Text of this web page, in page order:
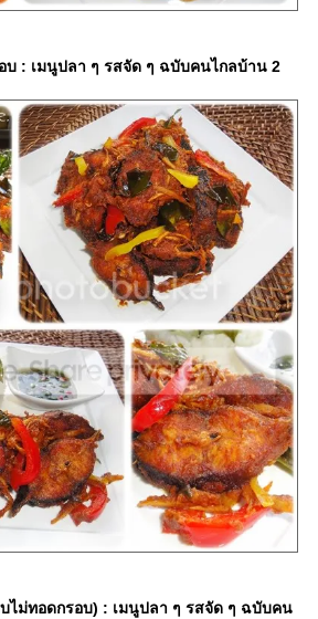
บ : เมนูปลา ๆ รสจัด ๆ ฉบับคนไกลบ้าน 2
ไม่ทอดกรอบ) : เมนูปลา ๆ รสจัด ๆ ฉบับคน